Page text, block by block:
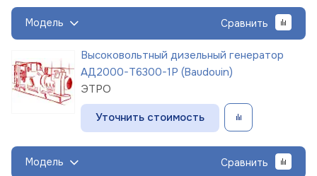
Модель Сравнить
Высоковольтный дизельный генератор
АД2000-Т6300-1Р (Baudouin)
ЭТРО
Уточнить стоимость
Модель Сравнить